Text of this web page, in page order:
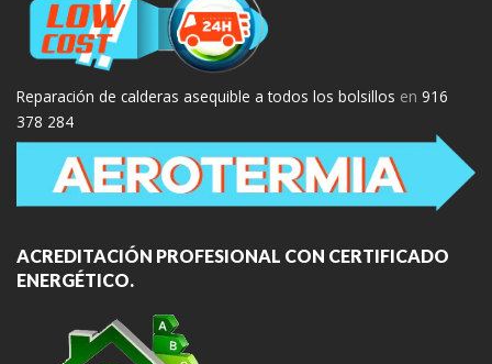
Reparación de calderas asequible a todos los bolsillos en 916
378 284
ACREDITACIÓN PROFESIONAL CON CERTIFICADO
ENERGÉTICO.